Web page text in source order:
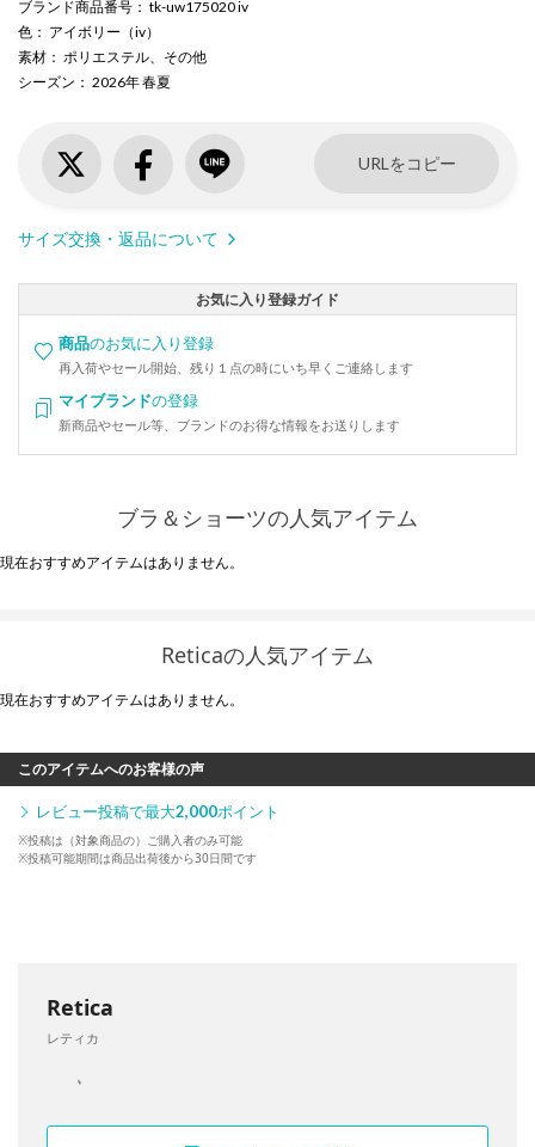
ブランド商品番号 ： tk-uw175020 iv
色 ： アイボリー（iv）
素材 ： ポリエステル、その他
シーズン ： 2026年 春夏
URLをコピー
サイズ交換・返品について
お気に入り登録ガイド
商品のお気に入り登録
再入荷やセール開始、残り１点の時にいち早くご連絡します
マイブランドの登録
新商品やセール等、ブランドのお得な情報をお送りします
ブラ＆ショーツの人気アイテム
現在おすすめアイテムはありません。
Reticaの人気アイテム
現在おすすめアイテムはありません。
このアイテムへのお客様の声
レビュー投稿で最大2,000ポイント
※投稿は（対象商品の）ご購入者のみ可能
※投稿可能期間は商品出荷後から30日間です
Retica
レティカ